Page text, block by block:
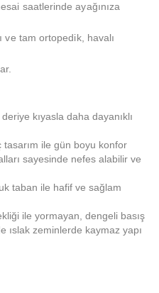
saatlerinde ayağınıza
ve tam ortopedik, havalı
kıyasla daha dayanıklı
ile gün boyu konfor
sayesinde nefes alabilir ve
taban ile hafif ve sağlam
ile yormayan, dengeli basış
ıslak zeminlerde kaymaz yapı